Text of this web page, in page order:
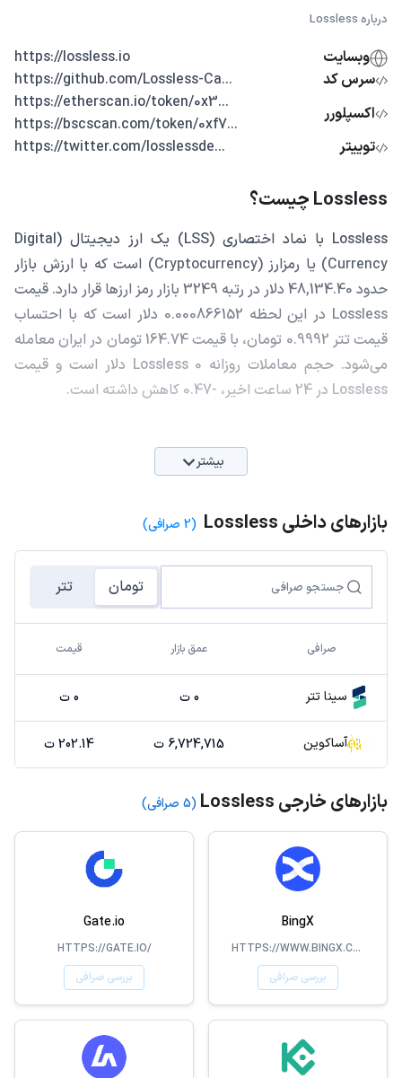
درباره Lossless
وبسایت
https://lossless.io
سرس کد
...https://github.com/Lossless-Ca
اکسپلورر
...https://etherscan.io/token/0x3
...https://bscscan.com/token/0xf7
توییتر
...https://twitter.com/losslessde
Lossless چیست؟
Lossless با نماد اختصاری (LSS) یک ارز دیجیتال (Digital
Currency) یا رمزارز (Cryptocurrency) است که با ارزش بازار
حدود 48,134.40 دلار در رتبه 3249 بازار رمز ارزها قرار دارد. قیمت
Lossless در این لحظه 0.000866152 دلار است که با احتساب
قیمت تتر 0.9992 تومان، با قیمت 164.74 تومان در ایران معامله
می‌شود. حجم معاملات روزانه Lossless 0 دلار است و قیمت
Lossless در 24 ساعت اخیر، -0.47 کاهش داشته است.
بیشتر
بازارهای داخلی Lossless (2 صرافی)
تومان تتر
صرافی عمق بازار قیمت
سینا تتر 0 ت 0 ت
آساکوین 6,724,715 ت 202.14 ت
بازارهای خارجی Lossless (5 صرافی)
BingX
HTTPS://WWW.BINGX.COM/EN-US/
بررسی صرافی
Gate.io
HTTPS://GATE.IO/
بررسی صرافی